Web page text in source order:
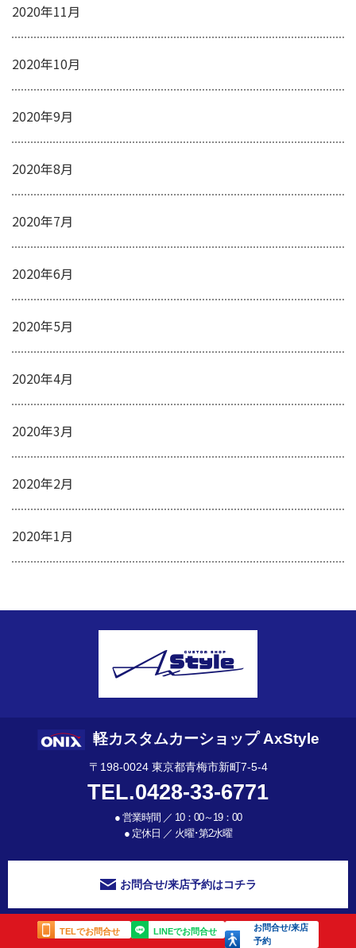
2020年11月
2020年10月
2020年9月
2020年8月
2020年7月
2020年6月
2020年5月
2020年4月
2020年3月
2020年2月
2020年1月
TELでお問合せ LINEでお問合せ
お問合せ/来店
予約
軽カスタムカーショップ AxStyle
〒198-0024 東京都青梅市新町7-5-4
TEL.0428-33-6771
● 営業時間 ／ 10：00～19：00
● 定休日 ／ 火曜･第2水曜
お問合せ/来店予約はコチラ
軽トラや軽自動車、新車のカスタムショップ【AxStyleオニキス新青梅】